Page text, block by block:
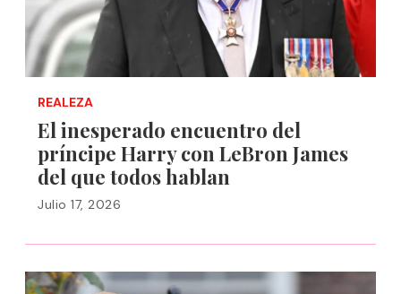
REALEZA
El inesperado encuentro del
príncipe Harry con LeBron James
del que todos hablan
Julio 17, 2026